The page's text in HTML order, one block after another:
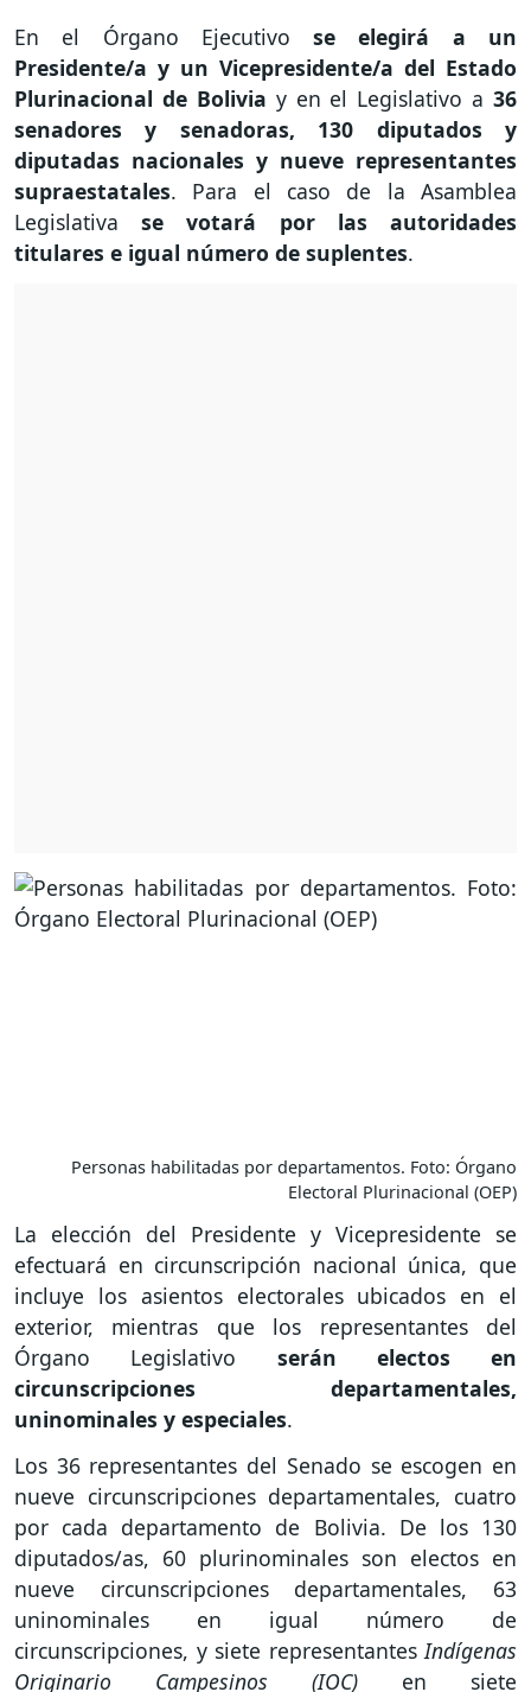
En el Órgano Ejecutivo se elegirá a un
Presidente/a y un Vicepresidente/a del Estado
Plurinacional de Bolivia y en el Legislativo a 36
senadores y senadoras, 130 diputados y
diputadas nacionales y nueve representantes
supraestatales. Para el caso de la Asamblea
Legislativa se votará por las autoridades
titulares e igual número de suplentes.
Personas habilitadas por departamentos. Foto: Órgano
Electoral Plurinacional (OEP)
La elección del Presidente y Vicepresidente se
efectuará en circunscripción nacional única, que
incluye los asientos electorales ubicados en el
exterior, mientras que los representantes del
Órgano Legislativo serán electos en
circunscripciones departamentales,
uninominales y especiales.
Los 36 representantes del Senado se escogen en
nueve circunscripciones departamentales, cuatro
por cada departamento de Bolivia. De los 130
diputados/as, 60 plurinominales son electos en
nueve circunscripciones departamentales, 63
uninominales en igual número de
circunscripciones, y siete representantesIndígenas
Originario Campesinos (IOC) en siete